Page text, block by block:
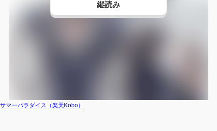
縦読み
サマーパラダイス（楽天Kobo）